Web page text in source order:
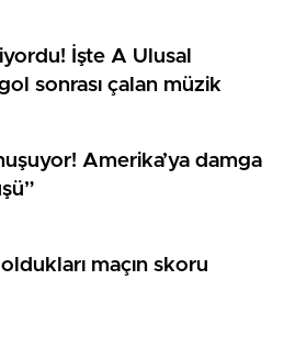
İşte A Ulusal
sonrası çalan müzik
Amerika’ya damga
maçın skoru